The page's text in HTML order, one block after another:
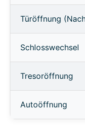
Türöffnung
Schlosswechsel
Tresoröffnung
Autoöffnung